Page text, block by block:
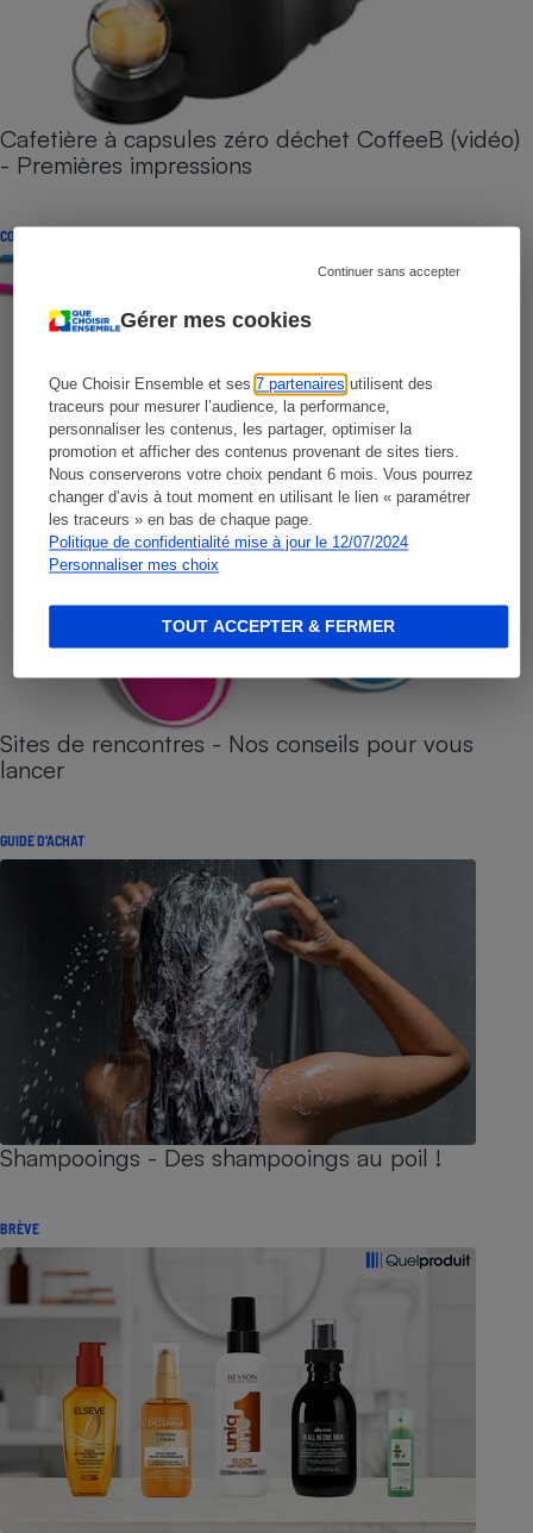
Gérer mes cookies
Que Choisir Ensemble et ses7 partenaires utilisent des
traceurs pour mesurer l’audience, la performance,
personnaliser les contenus, les partager, optimiser la
promotion et afficher des contenus provenant de sites tiers.
Nous conserverons votre choix pendant 6 mois. Vous pourrez
changer d’avis à tout moment en utilisant le lien « paramétrer
les traceurs » en bas de chaque page.
Politique de confidentialité mise à jour le 12/07/2024
Personnaliser mes choix
Continuer sans accepter
TOUT ACCEPTER & FERMER
Cafetière à capsules zéro déchet CoffeeB (vidéo)
- Premières impressions
CONSEILS
Sites de rencontres - Nos conseils pour vous
lancer
GUIDE D'ACHAT
Shampooings - Des shampooings au poil !
BRÈVE